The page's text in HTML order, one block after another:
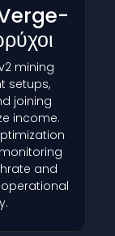
Verge-
mining
setups,
joining
income.
and